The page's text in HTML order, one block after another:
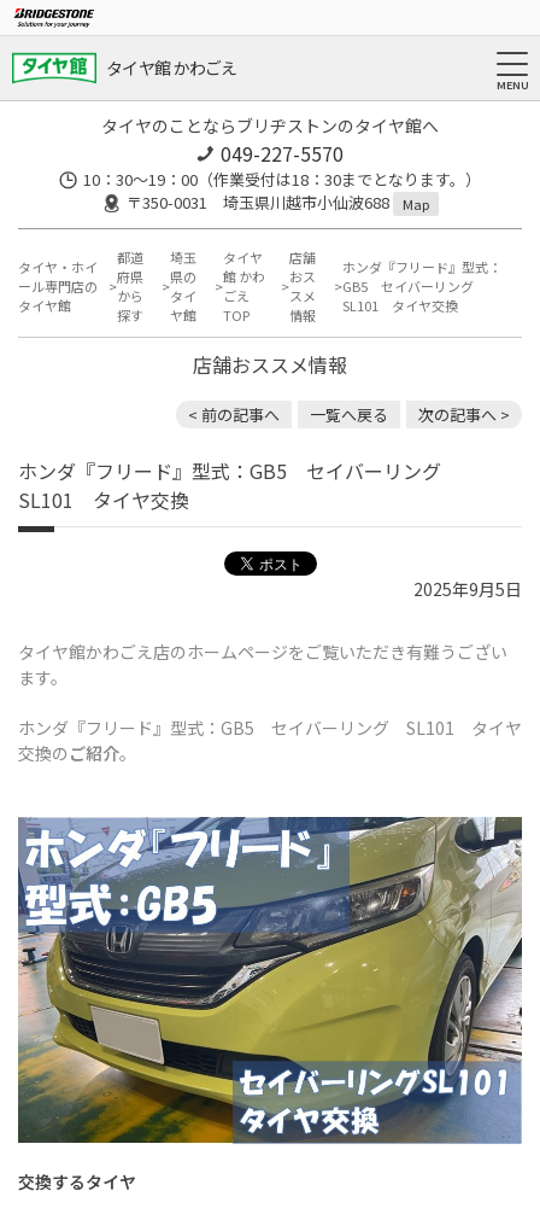
タイヤ館 かわごえ
タイヤのことならブリヂストンのタイヤ館へ
049-227-5570
10：30～19：00（作業受付は18：30までとなります。）
〒350-0031 埼玉県川越市小仙波688
Map
タイヤ・ホイ
ール専門店の
タイヤ館
都道
府県
から
探す
埼玉
県の
タイ
ヤ館
タイヤ
館 かわ
ごえ
TOP
店舗
おス
スメ
情報
ホンダ『フリード』型式：
GB5 セイバーリング
SL101 タイヤ交換
店舗おススメ情報
< 前の記事へ 一覧へ戻る 次の記事へ >
ホンダ『フリード』型式：GB5 セイバーリング
SL101 タイヤ交換
2025年9月5日
タイヤ館かわごえ店のホームページをご覧いただき有難うござい
ます。
ホンダ『フリード』型式：GB5 セイバーリング SL101 タイヤ
交換の ご紹介。
交換するタイヤ